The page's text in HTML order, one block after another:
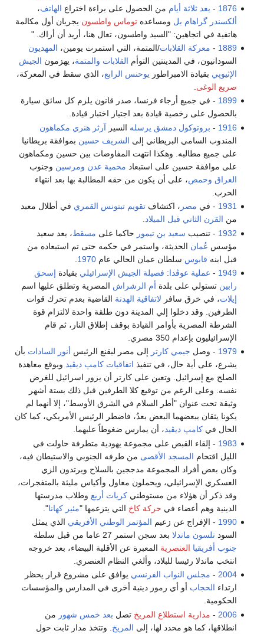
1876
- بعد ثلاثة أيام من الحصول على براءة اختراع الهاتف،
ألكسندر گراهام بل ومساعدهتوماس واطسون يجريان أول مكالمة
هاتفية في اتجاهين: "السيد واطسون، تعال هنا، أريد أن أراك. "
1889
- معركة القلابات/المتمة، التي استمرت يومين، المهديون
السودانيون، في المدينتين التوأم القلابات والمتمة، يهزمون الجيش
الإثيوپي بقيادة الامبراطور يوحنس الرابع، الذي سقط في المعركة،
صريع الوغى
1899 - في جميع أرجاء فرنسا، صدر قانون يلزم كل سائق سيارة
بالحصول على رخصية قيادة بعد اجتياز اختبار قيادة.
1916
- بروتوكول دمشق يرسله السير آرثر هنري مكماهون
المندوب السامي البريطاني إلى الشريف حسين بموافقة بريطانيا
على جميع مطالبه. وهكذا انتهت المفاوضات بين حسين ومكماهون
على موافقة حسين على استبعاد محمية عدن ومرسين وجنوب
العراق وحمص، على أن يكون من حقه المطالبة بها بعد انتهاء
الحرب.
1931 - في مصر ، اكتشافتقويم تبتونس القمري في أطلال معبد
من القرن الثاني قبل الميلاد
1932 - تنصيب سعيد بن تيمور حاكما على مسقط، يعد سعيد
مؤسس عُمان الحديثة، واستمر في حكمه حتى تم استبعاده من
قبل ابنه قابوس سلطان عمان الحالي عام1970
1949
- عملية عوڤدا: فصيلة الجيش الإسرائيلي بقيادة إسحق
رابين تستولي على بلدة أم الرشراش المصرية وتطلق عليها اسم
إيلات، في خرق سافر لاتفاقية الهدنة القاضية بعدم تحرك قوات
الطرفين. وقد دخلوا إلي المدينة دون طلقة واحدة لالتزام قوة
الشرطة المصرية بأوامر القيادة بوقف إطلاق النار، ثم قام
الإسرائيليون بإعدام 350 مصري.
1979 - وصل جيمي كارتر إلى مصر ليقنع الرئيس أنور السادات بأن
يشرع، على أية حال، في تنفيذ اتفاقيات كامپ ديڤيد ويوقع معاهدة
الصلح مع إسرائيل. وتعين على كارتر أن يزور اسرائيل للغرض
نفسه. وعلى الرغم من توقيع كلا الطرفين قبل ذلك بستة أشهر
وثيقة تحت عنوان "أطر السلام في الشرق الأوسط"، إلا أنهما لم
يكونا يثقان ببعضهما البعض بعدُ، فاضطر الرئيس الأمريكي، كما كان
الحال فيكامپ ديڤيد، أن يمارس ضغوطاً عليهما.
1983 - إلقاء القبض على مجموعة يهودية متطرفة حاولت في
الليل اقتحام المسجد الأقصى من طرفه الجنوبي والاستيطان فيه،
وكان بعض أفراد المجموعة مدججين بالسلاح ويرتدون الزي
العسكري الإسرائيلي، ويحملون معاول وأكياس مليئة بالمتفجرات،
وقد ذكر أن هؤلاء من مستوطنيكريات أربع وطلاب مدرستها
الدينية وهم أعضاء في حركة كاخ التي يتزعمها "مئير كهانا".
1990 - الإفراج عن زعيم المؤتمر الوطني الأفريقي الذي يمثل
السود نلسون ماندلا بعد سجن استمر 27 عاما من قبل سلطة
جنوب أفريقيا العنصرية المعبرة عن الأقلية البيضاء، بعد خروجه
انتخب ماندلا رئيسا للبلاد، وألغي النظام العنصري.
2004
- مجلس النواب الفرنسي يوافق على مشروع قرار يحظر
ارتداء الحجاب أو أي رموز دينية أخرى في المدارس والمؤسسات
الحكومية.
2006
- مدارية استطلاع المريخ تصل بعد خمس شهور من
انطلاقها، كما هو محدد لها، إلى المريخ . وتتخذ مدار ثابت حول